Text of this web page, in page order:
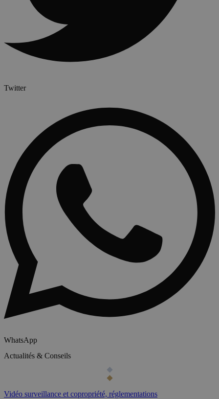
Twitter
WhatsApp
Actualités & Conseils
Vidéo surveillance et copropriété, réglementations